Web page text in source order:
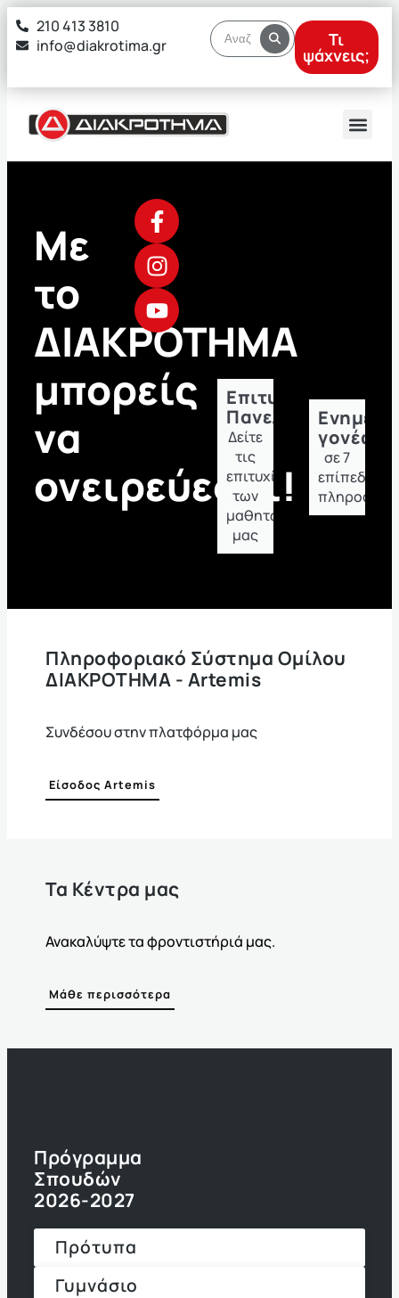
στο
περιεχόμενο
210 413 3810
info@diakrotima.gr
Τι
ψάχνεις;
Με
το
ΔΙΑΚΡΟΤΗΜΑ
μπορείς
να
ονειρεύεσαι!
Επιτυχόντες
Πανελλαδικών
Δείτε
τις
επιτυχίες
των
μαθητών
μας
γονέων
σε 7
επίπεδα
Πληροφοριακό Σύστημα Ομίλου
ΔΙΑΚΡΟΤΗΜΑ - Artemis
Συνδέσου στην πλατφόρμα μας
Είσοδος Artemis
Τα Κέντρα μας
Ανακαλύψτε τα φροντιστήριά μας.
Μάθε περισσότερα
Πρόγραμμα
Σπουδών
2026-2027
Πρότυπα
Γυμνάσιο